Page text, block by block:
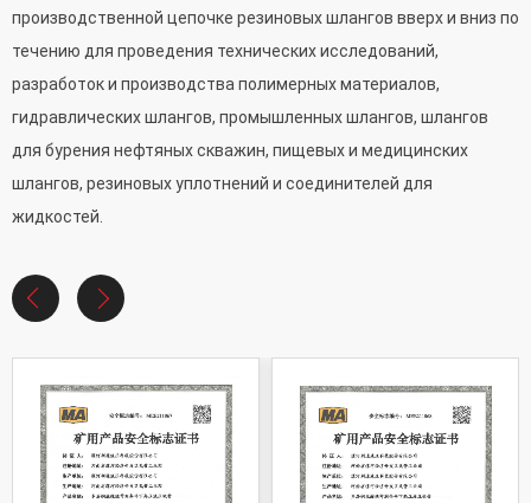
производственной цепочке резиновых шлангов вверх и вниз по
течению для проведения технических исследований,
разработок и производства полимерных материалов,
гидравлических шлангов, промышленных шлангов, шлангов
для бурения нефтяных скважин, пищевых и медицинских
шлангов, резиновых уплотнений и соединителей для
жидкостей.